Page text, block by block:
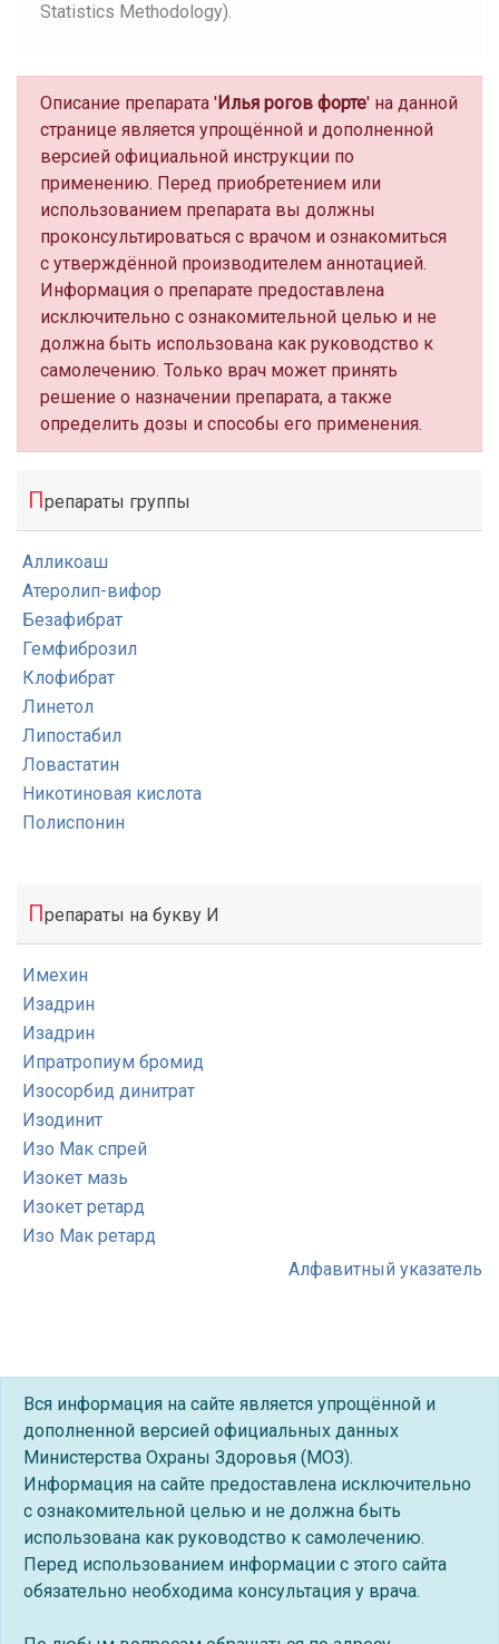
Statistics Methodology).
Описание препарата 'Илья рогов форте' на данной
странице является упрощённой и дополненной
версией официальной инструкции по
применению. Перед приобретением или
использованием препарата вы должны
проконсультироваться с врачом и ознакомиться
с утверждённой производителем аннотацией.
Информация о препарате предоставлена
исключительно с ознакомительной целью и не
должна быть использована как руководство к
самолечению. Только врач может принять
решение о назначении препарата, а также
определить дозы и способы его применения.
Препараты группы
Алликоаш
Атеролип-вифор
Безафибрат
Гемфиброзил
Клофибрат
Линетол
Липостабил
Ловастатин
Никотиновая кислота
Полиспонин
Препараты на букву И
Имехин
Изадрин
Изадрин
Ипратропиум бромид
Изосорбид динитрат
Изодинит
Изо Мак спрей
Изокет мазь
Изокет ретард
Изо Мак ретард
Алфавитный указатель
Вся информация на сайте является упрощённой и
дополненной версией официальных данных
Министерства Охраны Здоровья (МОЗ).
Информация на сайте предоставлена исключительно
с ознакомительной целью и не должна быть
использована как руководство к самолечению.
Перед использованием информации с этого сайта
обязательно необходима консультация у врача.